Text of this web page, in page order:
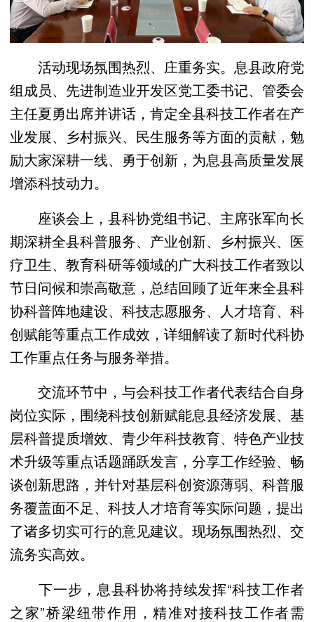
活动现场氛围热烈、庄重务实。息县政府党
组成员、先进制造业开发区党工委书记、管委会
主任夏勇出席并讲话，肯定全县科技工作者在产
业发展、乡村振兴、民生服务等方面的贡献，勉
励大家深耕一线、勇于创新，为息县高质量发展
增添科技动力。
座谈会上，县科协党组书记、主席张军向长
期深耕全县科普服务、产业创新、乡村振兴、医
疗卫生、教育科研等领域的广大科技工作者致以
节日问候和崇高敬意，总结回顾了近年来全县科
协科普阵地建设、科技志愿服务、人才培育、科
创赋能等重点工作成效，详细解读了新时代科协
工作重点任务与服务举措。
交流环节中，与会科技工作者代表结合自身
岗位实际，围绕科技创新赋能息县经济发展、基
层科普提质增效、青少年科技教育、特色产业技
术升级等重点话题踊跃发言，分享工作经验、畅
谈创新思路，并针对基层科创资源薄弱、科普服
务覆盖面不足、科技人才培育等实际问题，提出
了诸多切实可行的意见建议。现场氛围热烈、交
流务实高效。
下一步，息县科协将持续发挥“科技工作者
之家”桥梁纽带作用，精准对接科技工作者需